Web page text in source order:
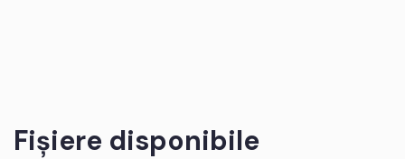
Fișiere disponibile